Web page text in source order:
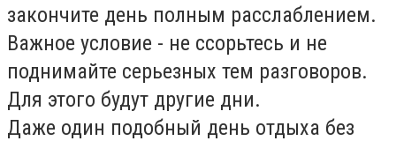
закончите день полным расслаблением.
Важное условие - не ссорьтесь и не
поднимайте серьезных тем разговоров.
Для этого будут другие дни.
Даже один подобный день отдыха без